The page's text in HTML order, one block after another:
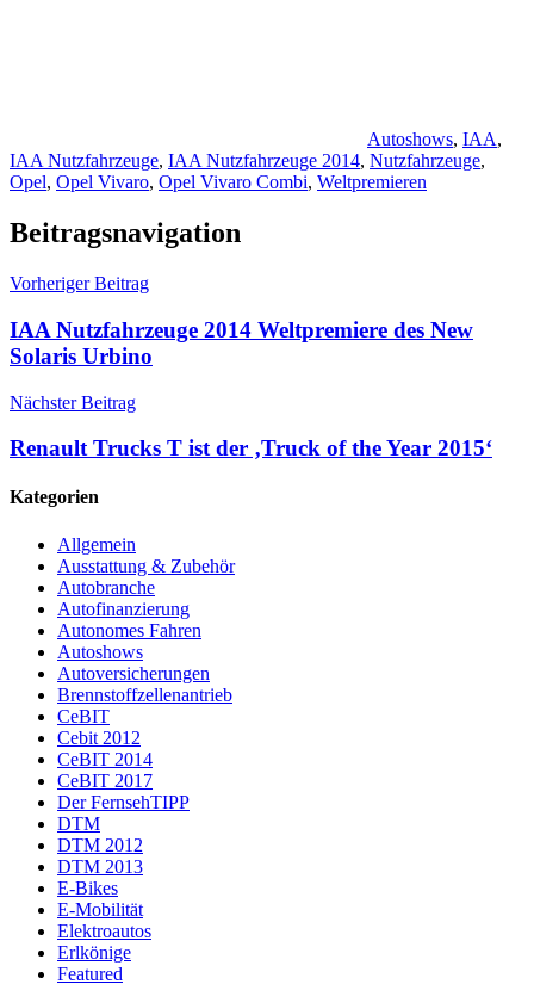
Autoshows, IAA,
IAA Nutzfahrzeuge, IAA Nutzfahrzeuge 2014, Nutzfahrzeuge,
Opel, Opel Vivaro, Opel Vivaro Combi, Weltpremieren
Beitragsnavigation
Vorheriger Beitrag
IAA Nutzfahrzeuge 2014 Weltpremiere des New
Solaris Urbino
Nächster Beitrag
Renault Trucks T ist der ‚Truck of the Year 2015‘
Kategorien
Allgemein
Ausstattung & Zubehör
Autobranche
Autofinanzierung
Autonomes Fahren
Autoshows
Autoversicherungen
Brennstoffzellenantrieb
CeBIT
Cebit 2012
CeBIT 2014
CeBIT 2017
Der FernsehTIPP
DTM
DTM 2012
DTM 2013
E-Bikes
E-Mobilität
Elektroautos
Erlkönige
Featured